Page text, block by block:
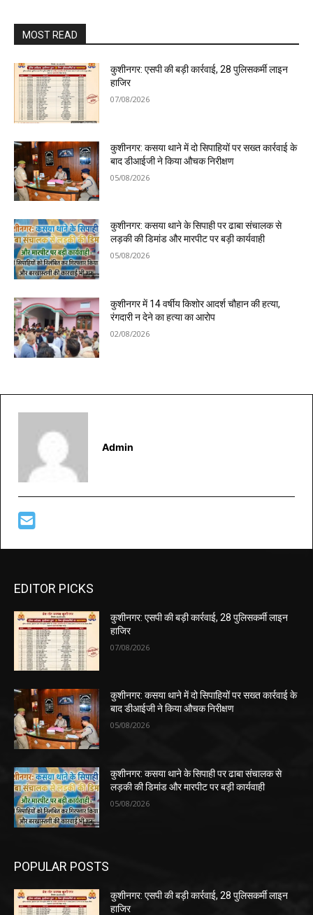
MOST READ
कुशीनगर: एसपी की बड़ी कार्रवाई, 28 पुलिसकर्मी लाइन
हाजिर
07/08/2026
कुशीनगर: कसया थाने में दो सिपाहियों पर सख्त कार्रवाई के
बाद डीआईजी ने किया औचक निरीक्षण
05/08/2026
कुशीनगर: कसया थाने के सिपाही पर ढाबा संचालक से
लड़की की डिमांड और मारपीट पर बड़ी कार्यवाही
05/08/2026
कुशीनगर में 14 वर्षीय किशोर आदर्श चौहान की हत्या,
रंगदारी न देने का हत्या का आरोप
02/08/2026
Admin
EDITOR PICKS
कुशीनगर: एसपी की बड़ी कार्रवाई, 28 पुलिसकर्मी लाइन
हाजिर
07/08/2026
कुशीनगर: कसया थाने में दो सिपाहियों पर सख्त कार्रवाई के
बाद डीआईजी ने किया औचक निरीक्षण
05/08/2026
कुशीनगर: कसया थाने के सिपाही पर ढाबा संचालक से
लड़की की डिमांड और मारपीट पर बड़ी कार्यवाही
05/08/2026
POPULAR POSTS
कुशीनगर: एसपी की बड़ी कार्रवाई, 28 पुलिसकर्मी लाइन
हाजिर